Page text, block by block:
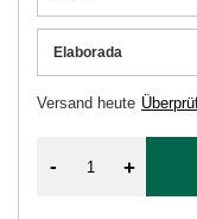
Elaborada
Versand heute
- +